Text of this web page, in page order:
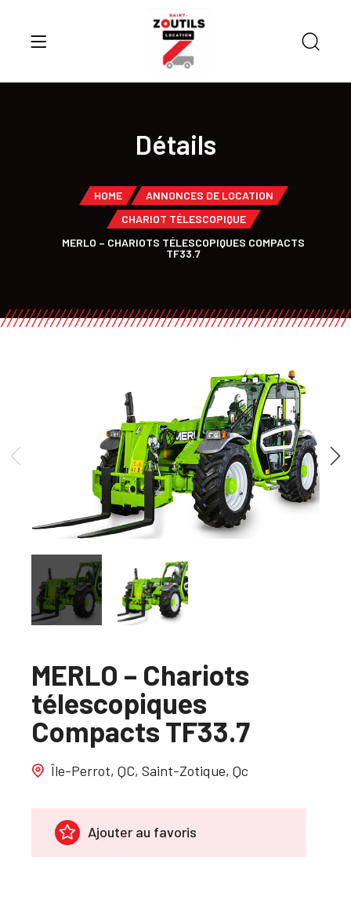
Détails
HOME
ANNONCES DE LOCATION
CHARIOT TÉLESCOPIQUE
MERLO – CHARIOTS TÉLESCOPIQUES COMPACTS
TF33.7
MERLO – Chariots
télescopiques
Compacts TF33.7
Île-Perrot, QC, Saint-Zotique, Qc
Ajouter au favoris